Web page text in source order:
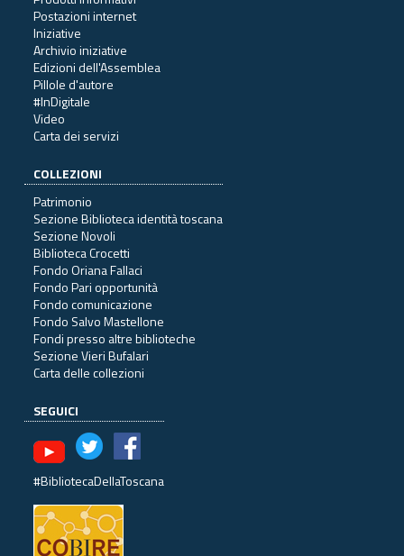
Postazioni internet
Iniziative
Archivio iniziative
Edizioni dell'Assemblea
Pillole d'autore
#InDigitale
Video
Carta dei servizi
COLLEZIONI
Patrimonio
Sezione Biblioteca identità toscana
Sezione Novoli
Biblioteca Crocetti
Fondo Oriana Fallaci
Fondo Pari opportunità
Fondo comunicazione
Fondo Salvo Mastellone
Fondi presso altre biblioteche
Sezione Vieri Bufalari
Carta delle collezioni
SEGUICI
#BibliotecaDellaToscana